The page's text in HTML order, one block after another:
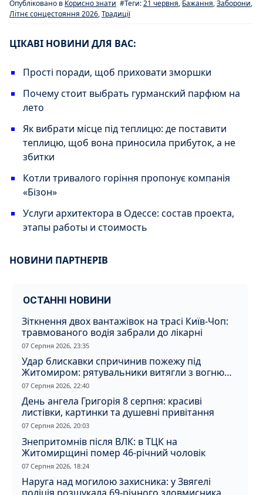
Опубліковано в Корисно знати #Теги:21 червня, Бажання,Заборони,
Літнє сонцестояння 2026,Традиції
ЦІКАВІ НОВИНИ ДЛЯ ВАС:
Прості поради, щоб приховати зморшки
Почему стоит выбрать гурманский парфюм на
лето
Як вибрати місце під теплицю: де поставити
теплицю, щоб вона приносила прибуток, а не
збитки
Котли тривалого горіння пропонує компанія
«Бізон»
Услуги архитектора в Одессе: состав проекта,
этапы работы и стоимость
НОВИНИ ПАРТНЕРІВ
ОСТАННІ НОВИНИ
Зіткнення двох вантажівок на трасі Київ-Чоп:
травмованого водія забрали до лікарні
07 Серпня 2026, 23:35
Удар блискавки спричинив пожежу під
Житомиром: рятувальники витягли з вогню
кота
07 Серпня 2026, 22:40
День ангела Григорія 8 серпня: красиві
листівки, картинки та душевні привітання
07 Серпня 2026, 20:03
Знепритомнів після ВЛК: в ТЦК на
Житомирщині помер 46-річний чоловік
07 Серпня 2026, 18:24
Наруга над могилою захисника: у Звягелі